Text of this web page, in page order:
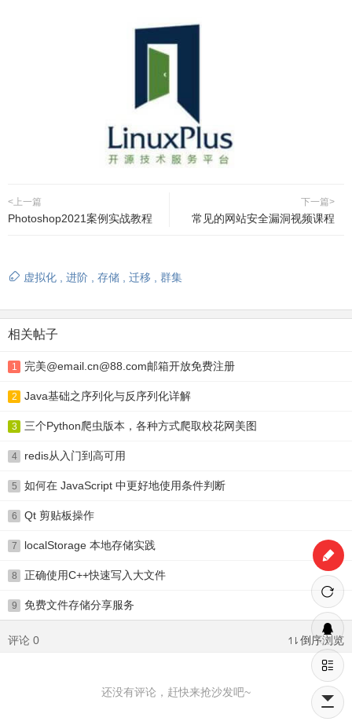
<上一篇
Photoshop2021案例实战教程
下一篇>
常见的网站安全漏洞视频课程
虚拟化 进阶 存储 迁移 群集
相关帖子
1 完美@email.cn@88.com邮箱开放免费注册
2 Java基础之序列化与反序列化详解
3 三个Python爬虫版本，各种方式爬取校花网美图
4 redis从入门到高可用
5 如何在 JavaScript 中更好地使用条件判断
6 Qt 剪贴板操作
7 localStorage 本地存储实践
8 正确使用C++快速写入大文件
9 免费文件存储分享服务
评论 0 倒序浏览
还没有评论，赶快来抢沙发吧~